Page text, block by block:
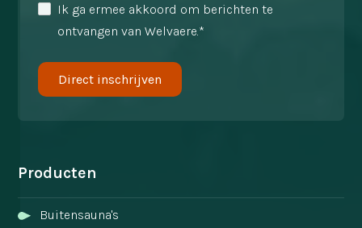
Ik ga ermee akkoord om berichten te
ontvangen van Welvaere.*
Producten
Buitensauna's